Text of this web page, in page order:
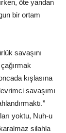
öte yandan
bir ortam
savaşını
kışlasına
savaşımı
yoktu, Nuh-u
silahla